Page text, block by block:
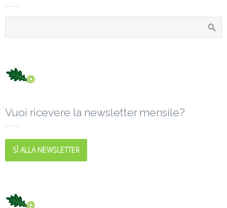
Vuoi ricevere la newsletter mensile?
SÌ ALLA NEWSLETTER